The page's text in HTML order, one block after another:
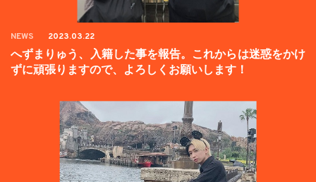
NEWS 2023.03.22
へずまりゅう、入籍した事を報告。これからは迷惑をかけ
ずに頑張りますので、よろしくお願いします！